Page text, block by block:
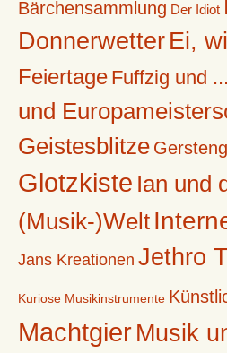
Bärchensammlung Der Idiot
Donnerwetter Ei,
Feiertage Fuffzig und ...
und
Geistesblitze
Glotzkiste Ian und
(Musik-)Welt
Jans Kreationen Jethro
Kuriose Musikinstrumente
MachtgierMusik